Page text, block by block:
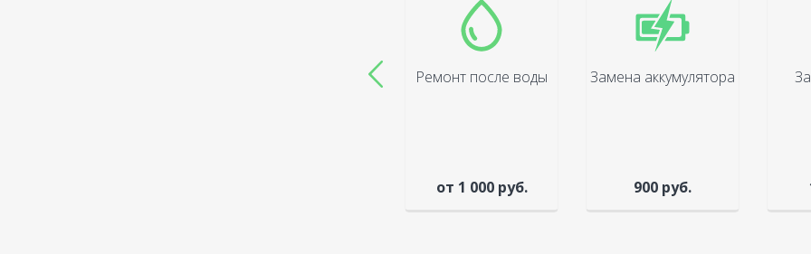
Ремонт после воды
от 1 000 руб.
Замена аккумулятора
900 руб.